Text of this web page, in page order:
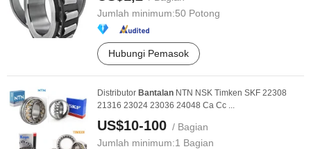
Jumlah minimum:50 Potong
Hubungi Pemasok
Distributor Bantalan NTN NSK Timken SKF 22308
21316 23024 23036 24048 Ca Cc ...
US$10-100 / Bagian
Jumlah minimum:1 Bagian